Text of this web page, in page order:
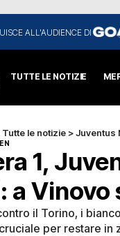
ALL'AUDIENCE DI
TUTTE LE NOTIZIE
Tutte le notizie >Juventus
1,
a
il Torino, i
per restare in